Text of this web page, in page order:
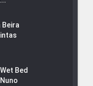
Beira
Bed